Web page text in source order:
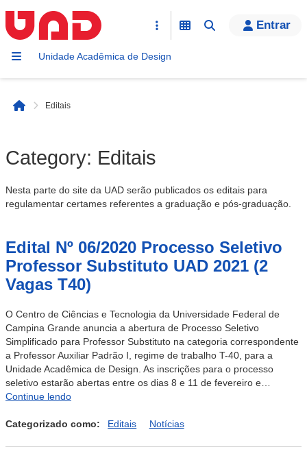
Entrar
Unidade Acadêmica de Design
Início
Editais
Category: Editais
Nesta parte do site da UAD serão publicados os editais para
regulamentar certames referentes a graduação e pós-graduação.
Edital Nº 06/2020 Processo Seletivo
Professor Substituto UAD 2021 (2
Vagas T40)
O Centro de Ciências e Tecnologia da Universidade Federal de
Campina Grande anuncia a abertura de Processo Seletivo
Simplificado para Professor Substituto na categoria correspondente
a Professor Auxiliar Padrão I, regime de trabalho T-40, para a
Unidade Acadêmica de Design. As inscrições para o processo
seletivo estarão abertas entre os dias 8 e 11 de fevereiro e…
Continue lendoEdital
06/2020
Seletivo
Categorizado como: Editais Notícias